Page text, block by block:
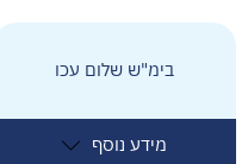
בימ"ש שלום עכו
מידע נוסף